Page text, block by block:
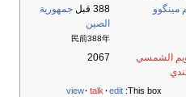
مينگوو
388 قبل
جمهورية
الصين
民前388年
الشمسي
2067
This box:
view talk edit